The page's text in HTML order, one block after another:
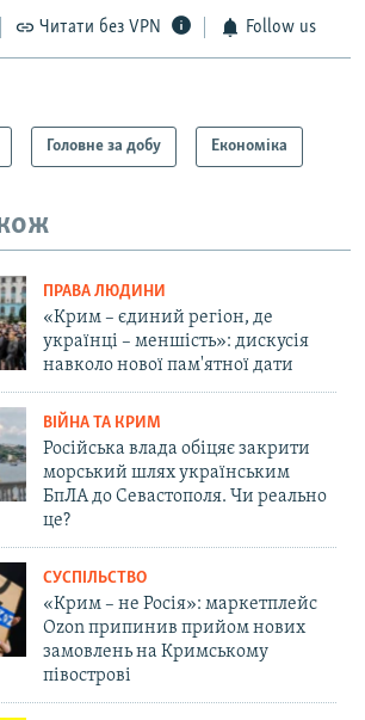
Читати без VPN Follow us
Головне за добу Економіка
ПРАВА ЛЮДИНИ
«Крим – єдиний регіон, де
українці – меншість»: дискусія
навколо нової пам'ятної дати
ВІЙНА ТА КРИМ
Російська влада обіцяє закрити
морський шлях українським
БпЛА до Севастополя. Чи реально
це?
СУСПІЛЬСТВО
«Крим – не Росія»: маркетплейс
Ozon припинив прийом нових
замовлень на Кримському
півострові